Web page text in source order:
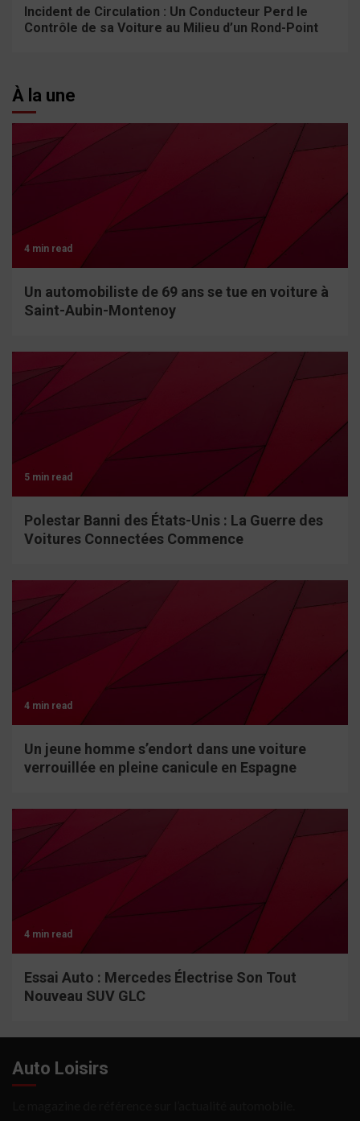
Incident de Circulation : Un Conducteur Perd le
Contrôle de sa Voiture au Milieu d’un Rond-Point
À la une
4 min read
Un automobiliste de 69 ans se tue en voiture à
Saint-Aubin-Montenoy
5 min read
Polestar Banni des États-Unis : La Guerre des
Voitures Connectées Commence
4 min read
Un jeune homme s’endort dans une voiture
verrouillée en pleine canicule en Espagne
4 min read
Essai Auto : Mercedes Électrise Son Tout
Nouveau SUV GLC
Auto Loisirs